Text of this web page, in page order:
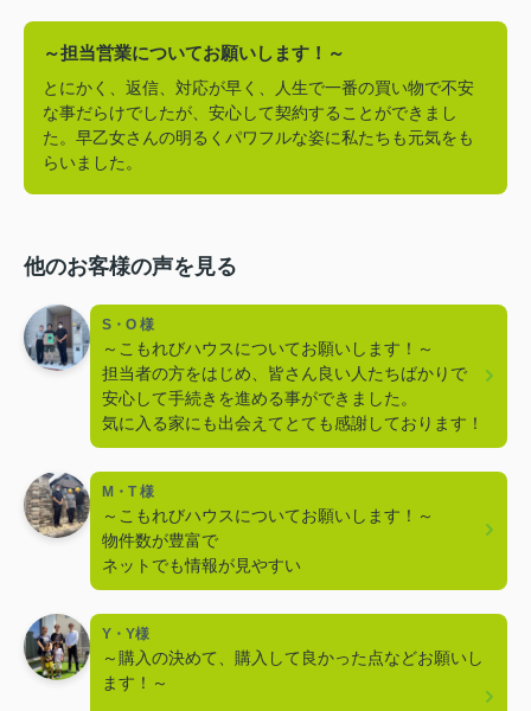
～担当営業についてお願いします！～
とにかく、返信、対応が早く、人生で一番の買い物で不安
な事だらけでしたが、安心して契約することができまし
た。早乙女さんの明るくパワフルな姿に私たちも元気をも
らいました。
他のお客様の声を見る
S・O 様
～こもれびハウスについてお願いします！～
担当者の方をはじめ、皆さん良い人たちばかりで
安心して手続きを進める事ができました。
気に入る家にも出会えてとても感謝しております！
M・T 様
～こもれびハウスについてお願いします！～
物件数が豊富で
ネットでも情報が見やすい
Y・Y様
～購入の決めて、購入して良かった点などお願いし
ます！～